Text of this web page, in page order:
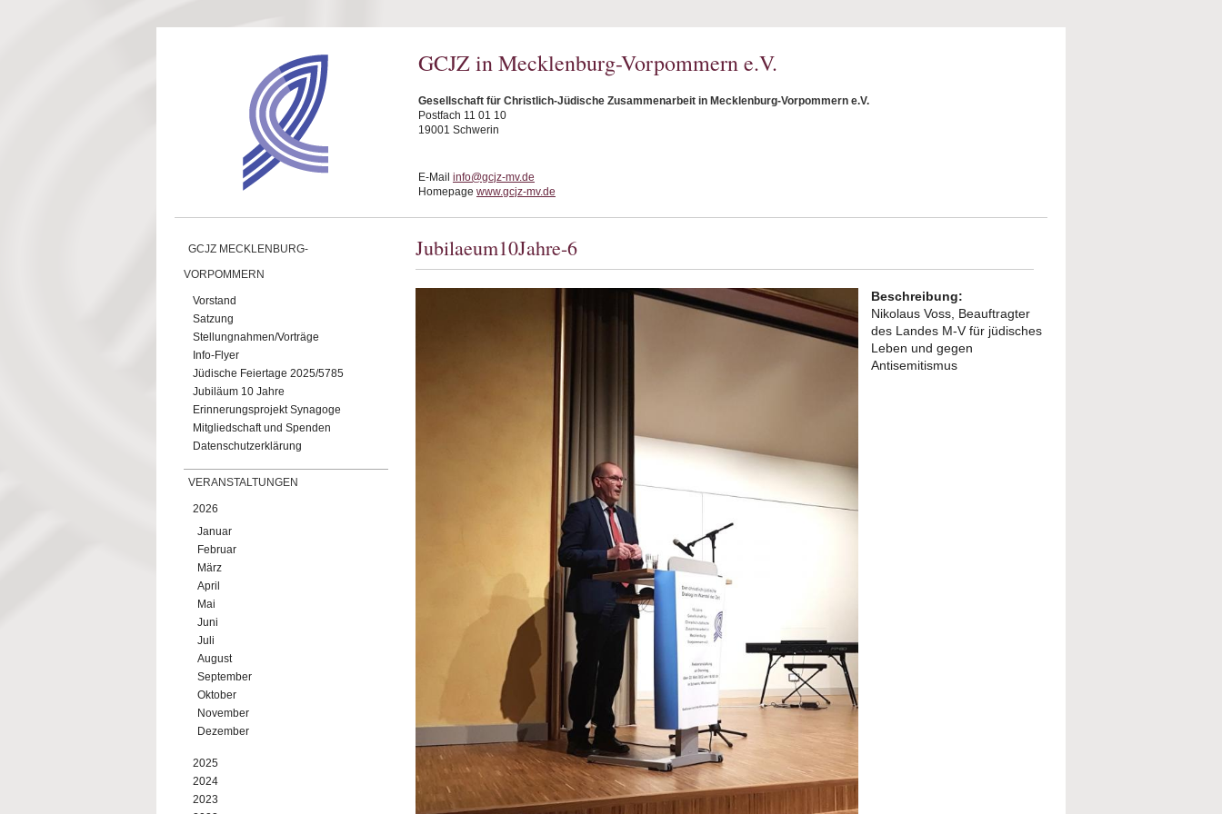
GCJZ in Mecklenburg-Vorpommern e.V.
Gesellschaft für Christlich-Jüdische Zusammenarbeit in Mecklenburg-Vorpommern e.V.
Postfach 11 01 10
19001 Schwerin
E-Mail info@gcjz-mv.de
Homepage www.gcjz-mv.de
GCJZ MECKLENBURG-
VORPOMMERN
Vorstand
Satzung
Stellungnahmen/Vorträge
Info-Flyer
Jüdische Feiertage 2025/5785
Jubiläum 10 Jahre
Erinnerungsprojekt Synagoge
Mitgliedschaft und Spenden
Datenschutzerklärung
VERANSTALTUNGEN
2026
Januar
Februar
März
April
Mai
Juni
Juli
August
September
Oktober
November
Dezember
2025
2024
2023
Jubilaeum10Jahre-6
Beschreibung:
Nikolaus Voss, Beauftragter
des Landes M-V für jüdisches
Leben und gegen
Antisemitismus